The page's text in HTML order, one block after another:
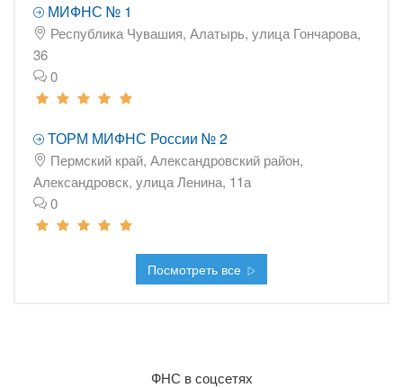
МИФНС № 1
Республика Чувашия, Алатырь, улица Гончарова,
36
0
ТОРМ МИФНС России № 2
Пермский край, Александровский район,
Александровск, улица Ленина, 11а
0
Посмотреть все
ФНС в соцсетях